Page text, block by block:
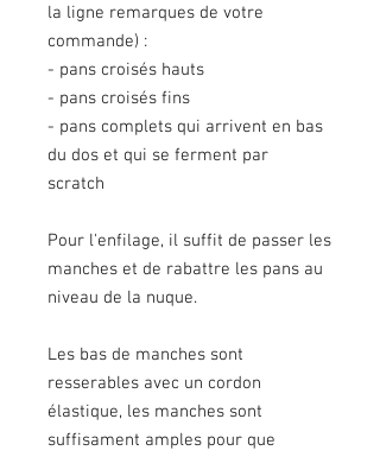
la ligne remarques de votre
commande) :
- pans croisés hauts
- pans croisés fins
- pans complets qui arrivent en bas
du dos et qui se ferment par
scratch
Pour l'enfilage, il suffit de passer les
manches et de rabattre les pans au
niveau de la nuque.
Les bas de manches sont
resserables avec un cordon
élastique, les manches sont
suffisament amples pour que